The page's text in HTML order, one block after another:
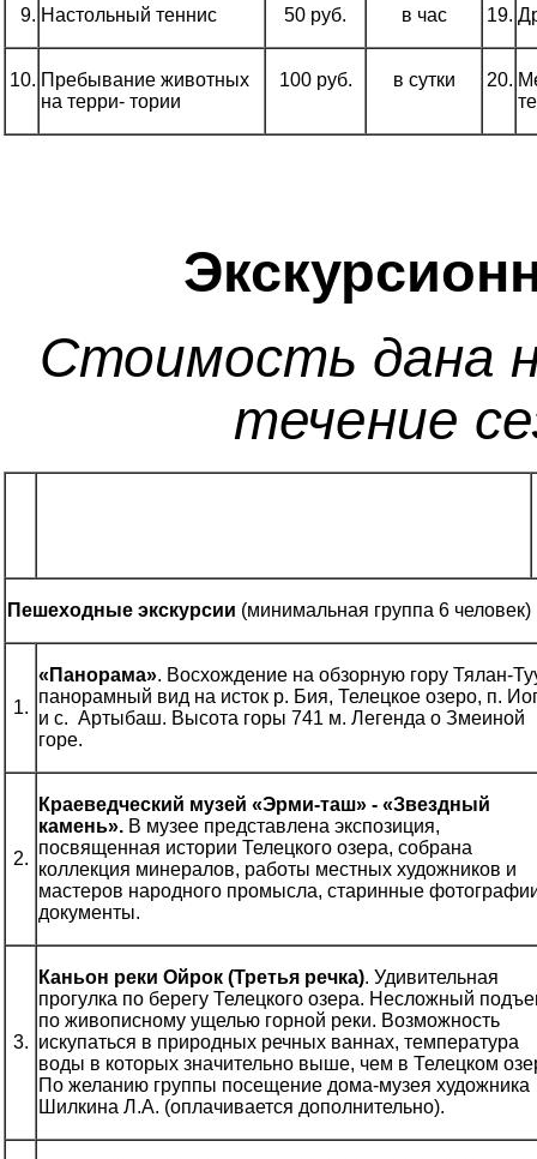
9. Настольный теннис 50 руб. в час 19.
10. Пребывание животных
на терри- тории
100 руб. в сутки 20.
Стоимость дана
течение
Пешеходные экскурсии (минимальная группа 6 человек)
1.
«Панорама». Восхождение на обзорную гору Тялан-
панорамный вид на исток р. Бия, Телецкое озеро, п.
и с. Артыбаш. Высота горы 741 м. Легенда о Змеиной
горе.
2.
Краеведческий музей «Эрми-таш» - «Звездный
камень». В музее представлена экспозиция,
посвященная истории Телецкого озера, собрана
коллекция минералов, работы местных художников и
мастеров народного промысла, старинные
документы.
3.
Каньон реки Ойрок (Третья речка). Удивительная
прогулка по берегу Телецкого озера. Несложный
по живописному ущелью горной реки. Возможность
искупаться в природных речных ваннах, температура
воды в которых значительно выше, чем в Телецком
По желанию группы посещение дома-музея художника
Шилкина Л.А. (оплачивается дополнительно).